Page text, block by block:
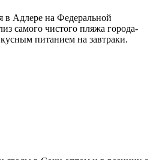
в Адлере на Федеральной
самого чистого пляжа города-
питанием на завтраки.